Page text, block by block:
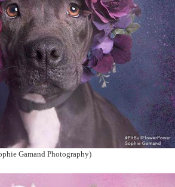
Gamand Photography)